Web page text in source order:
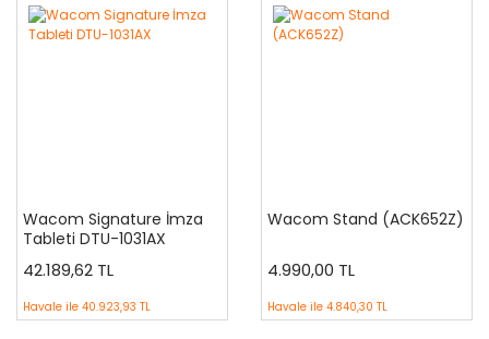
Wacom Signature İmza
Tableti DTU-1031AX
42.189,62 TL
Havale ile 40.923,93 TL
Wacom Stand (ACK652Z)
4.990,00 TL
Havale ile 4.840,30 TL